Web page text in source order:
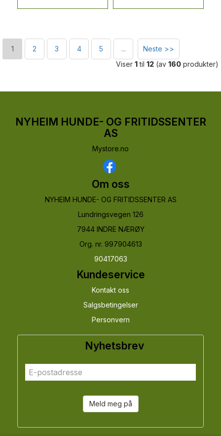
1 2 3 4 5 ...
Neste >>
Viser 1til 12 (av 160 produkter)
NYHEIM HUNDE- OG FRITIDSSENTER
AS
Mystore.no
Om oss
NYHEIM HUNDE- OG FRITIDSSENTER AS
Lundringsvegen 126
7944 INDRE NÆRØY
Org. nr. 997904613
90417063
Kundeservice
Kontakt oss
Salgsbetingelser
Personvern
Nyhetsbrev
Meld meg på